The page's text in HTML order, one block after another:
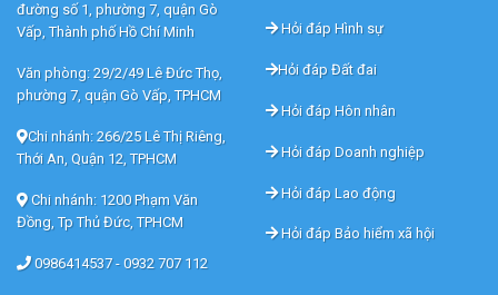
đường số 1, phường 7, quận Gò
Vấp, Thành phố Hồ Chí Minh
Văn phòng: 29/2/49 Lê Đức Thọ,
phường 7, quận Gò Vấp, TPHCM
Chi nhánh: 266/25 Lê Thị Riêng,
Thới An, Quận 12, TPHCM
Chi nhánh: 1200 Phạm Văn
Đồng, Tp Thủ Đức, TPHCM
0986414537 - 0932 707 112
Hỏi đáp Hình sự
Hỏi đáp Đất đai
Hỏi đáp Hôn nhân
Hỏi đáp Doanh nghiệp
Hỏi đáp Lao động
Hỏi đáp Bảo hiểm xã hội